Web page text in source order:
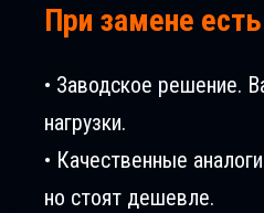
При замене
• Заводское решение.
нагрузки.
• Качественные
но стоят дешевле.